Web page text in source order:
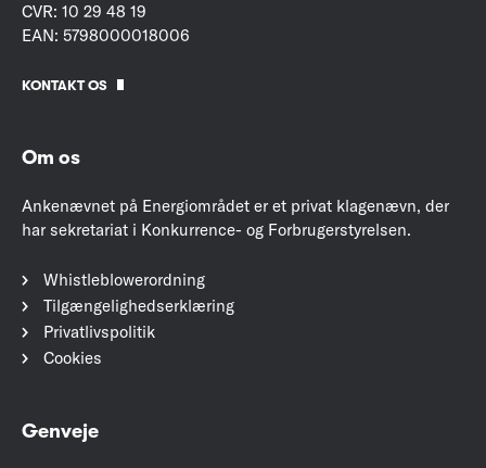
CVR: 10 29 48 19
EAN: 5798000018006
KONTAKT OS
Om os
Ankenævnet på Energiområdet er et privat klagenævn, der
har sekretariat i Konkurrence- og Forbrugerstyrelsen.
Whistleblowerordning
Tilgængelighedserklæring
Privatlivspolitik
Cookies
Genveje